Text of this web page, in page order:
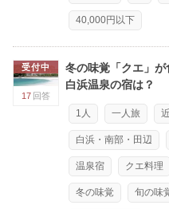
40,000円以下
受付中
17 回答
冬の味覚「クエ」
白浜温泉の宿は？
1人 一人旅
白浜・南部・田辺
温泉宿 クエ料理
冬の味覚 旬の味